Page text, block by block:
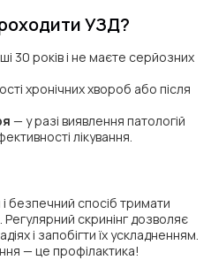
УЗД?
30 років і не маєте серйозних
хронічних хвороб або після
— у разі виявлення патологій
лікування.
безпечний спосіб тримати
скринінг дозволяє
і запобігти їх ускладненням.
— це профілактика!